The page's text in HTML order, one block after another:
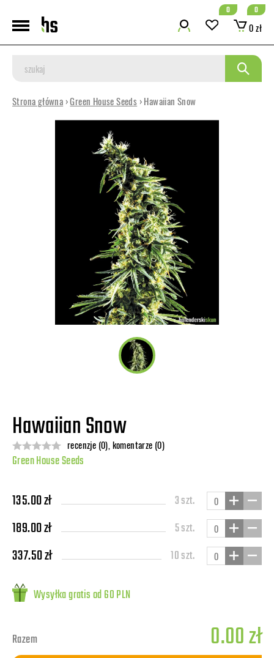
0
0 zł
0
Strona główna ›Green House Seeds › Hawaiian Snow
Hawaiian Snow
recenzje (0), komentarze (0)
Green House Seeds
135.00 zł 3 szt.
189.00 zł 5 szt.
337.50 zł 10 szt.
Wysyłka gratis od 60 PLN
Razem 0.00 zł